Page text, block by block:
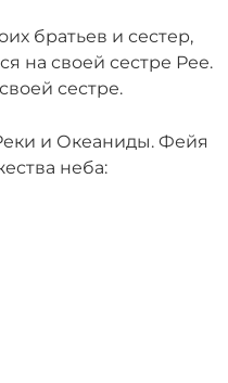
братьев и сестер,
на своей сестре Рее.
сестре.
и Океаниды. Фейя
неба: